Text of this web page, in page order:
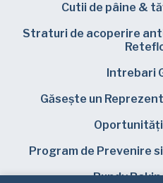
Cutii de pâine &
Straturi de acoperire
Intrebari
Găsește un
Oportunități
Program de Prevenire
Bundy